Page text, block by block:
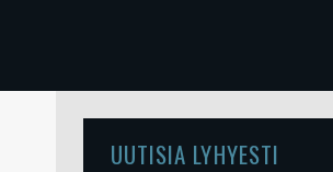
UUTISIA LYHYESTI